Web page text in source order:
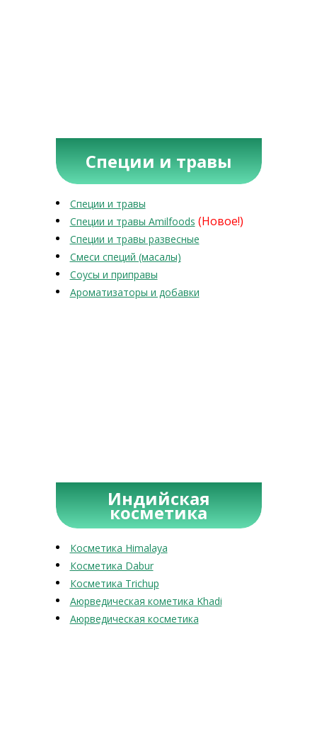
Специи и травы
Специи и травы
Специи и травы Amilfoods (Новое!)
Специи и травы развесные
Смеси специй (масалы)
Соусы и приправы
Ароматизаторы и добавки
Индийская
косметика
Косметика Himalaya
Косметика Dabur
Косметика Trichup
Аюрведическая кометика Khadi
Аюрведическая косметика